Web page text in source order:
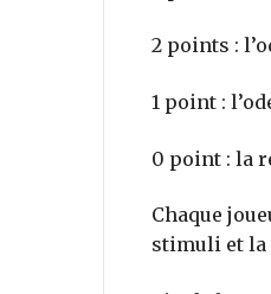
2 points :
1 point :
0 point : la
Chaque
stimuli et la